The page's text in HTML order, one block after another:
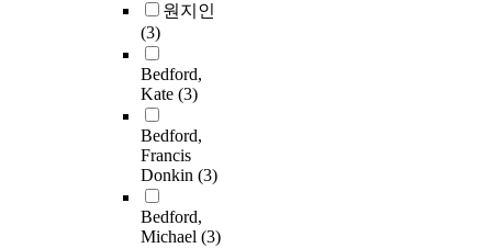
원지인
(3)
Bedford,
Kate (3)
Bedford,
Francis
Donkin (3)
Bedford,
Michael (3)